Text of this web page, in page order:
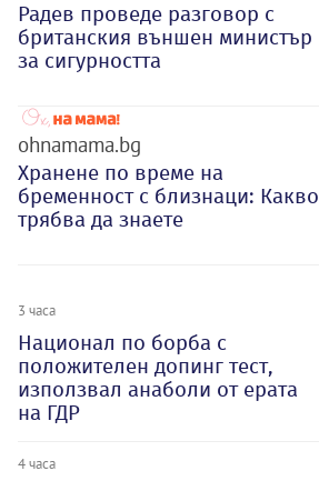
Радев проведе разговор с
британския външен министър
за сигурността
ohnamama.bg
Хранене по време на
бременност с близнаци: Какво
трябва да знаете
3 часа
Национал по борба с
положителен допинг тест,
използвал анаболи от ерата
на ГДР
4 часа